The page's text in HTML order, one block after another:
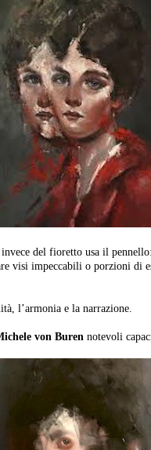
invece del fioretto usa il
visi impeccabili o porzioni di
l’armonia e la narrazione.
von Buren notevoli